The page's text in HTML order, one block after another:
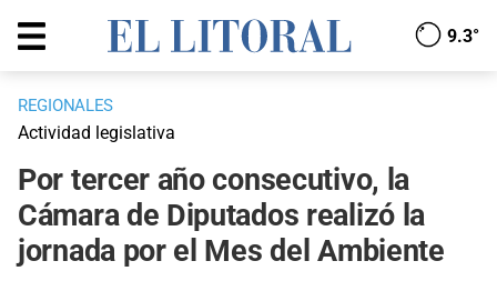
9.3°
REGIONALES
Actividad legislativa
Por tercer año consecutivo, la
Cámara de Diputados realizó la
jornada por el Mes del Ambiente